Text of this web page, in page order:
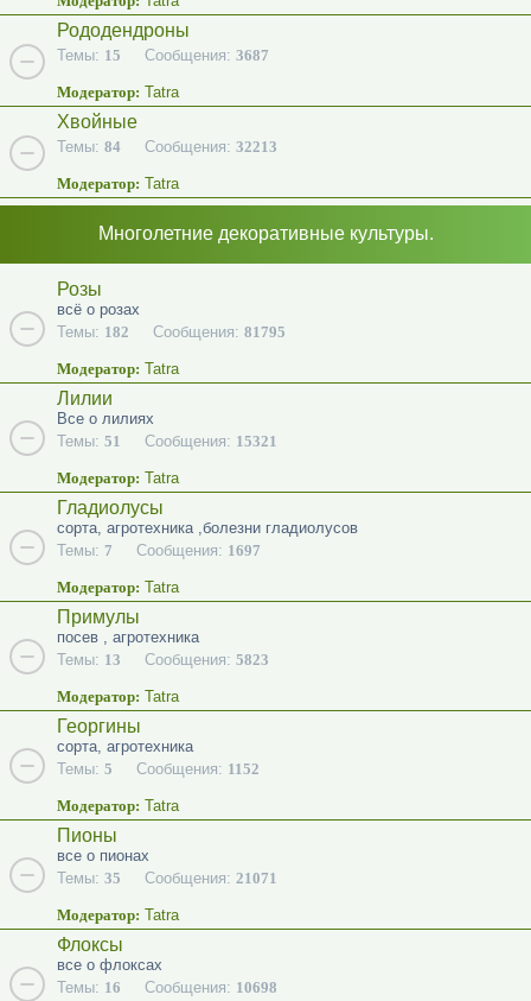
Рододендроны
Темы: 15 Сообщения: 3687
Модератор: Tatra
Хвойные
Темы: 84 Сообщения: 32213
Модератор: Tatra
Многолетние декоративные культуры.
Розы
всё о розах
Темы: 182 Сообщения: 81795
Модератор: Tatra
Лилии
Все о лилиях
Темы: 51 Сообщения: 15321
Модератор: Tatra
Гладиолусы
сорта, агротехника ,болезни гладиолусов
Темы: 7 Сообщения: 1697
Модератор: Tatra
Примулы
посев , агротехника
Темы: 13 Сообщения: 5823
Модератор: Tatra
Георгины
сорта, агротехника
Темы: 5 Сообщения: 1152
Модератор: Tatra
Пионы
все о пионах
Темы: 35 Сообщения: 21071
Модератор: Tatra
Флоксы
все о флоксах
Темы: 16 Сообщения: 10698